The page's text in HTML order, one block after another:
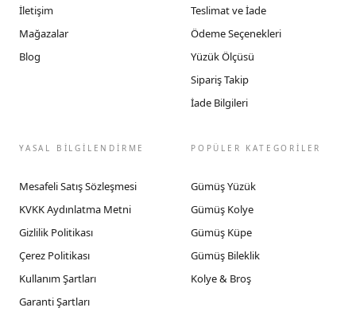
İletişim
Mağazalar
Blog
Teslimat ve İade
Ödeme Seçenekleri
Yüzük Ölçüsü
Sipariş Takip
İade Bilgileri
YASAL BİLGİLENDİRME
Mesafeli Satış Sözleşmesi
KVKK Aydınlatma Metni
Gizlilik Politikası
Çerez Politikası
Kullanım Şartları
Garanti Şartları
POPÜLER KATEGORİLER
Gümüş Yüzük
Gümüş Kolye
Gümüş Küpe
Gümüş Bileklik
Kolye & Broş